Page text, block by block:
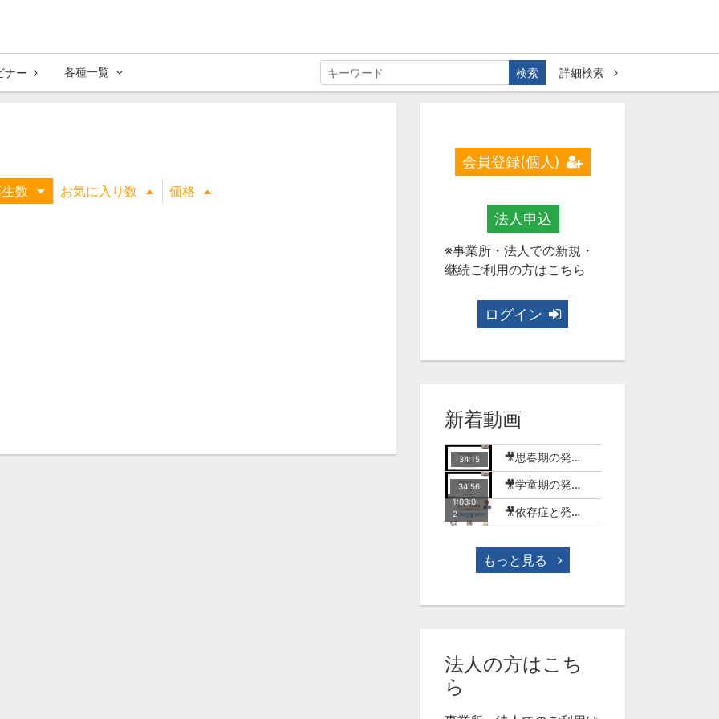
ナー 各種一覧 検索
詳細検索
数 お気に入り数 価格
会員登録(個人)
法人申込
※事業所・法人での新規・
継続ご利用の方はこちら
ログイン
新着動画
34:15 🎥思春期の発達障害のある子どもとSNSの世界【MT-18】
34:56 🎥学童期の発達障害のある子どもとSNSやゲームの世界【MT-17】
1:03:0
2
🎥依存症と発達障害-ゲーム行動症を中心に-(今村明)【WME-10】
もっと見る
法人の方はこち
ら